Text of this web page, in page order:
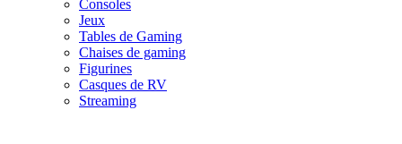
Consoles
Jeux
Tables de Gaming
Chaises de gaming
Figurines
Casques de RV
Streaming